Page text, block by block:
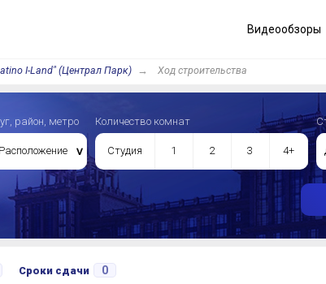
Видеообзоры
I-Land" (Централ Парк) Ход строительства
район, метро
Расположение
Количество комнат
Студия 1 2 3 4+
Сроки сдачи 0